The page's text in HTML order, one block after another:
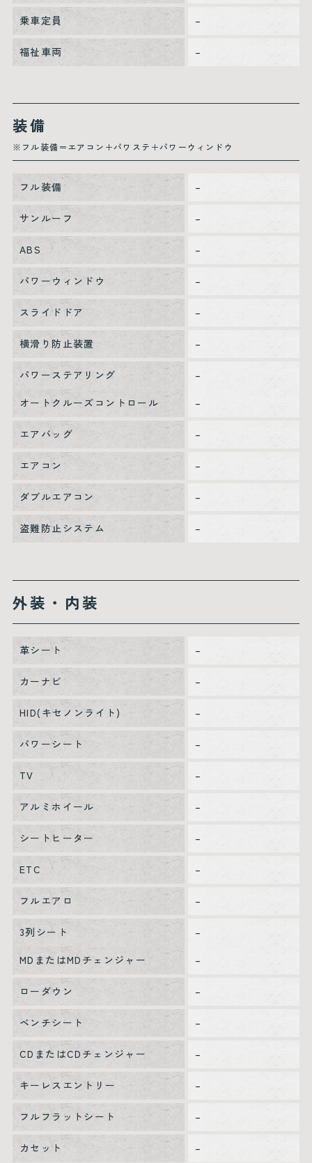
乗車定員 –
福祉車両 –
装備
※フル装備＝エアコン＋パワステ＋パワーウィンドウ
フル装備 –
サンルーフ –
ABS –
パワーウィンドウ –
スライドドア –
横滑り防止装置 –
パワーステアリング
–
オートクルーズコントロール
–
エアバッグ –
エアコン –
ダブルエアコン –
盗難防止システム –
外装・内装
革シート –
カーナビ –
HID(キセノンライト) –
パワーシート –
TV –
アルミホイール –
シートヒーター –
ETC –
フルエアロ –
3列シート
–
MDまたはMDチェンジャー
–
ローダウン –
ベンチシート –
CDまたはCDチェンジャー –
キーレスエントリー –
フルフラットシート –
カセット –